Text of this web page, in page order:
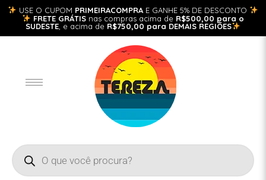
USE O CUPOM PRIMEIRACOMPRA E GANHE 5% DE DESCONTO
FRETE GRÁTISnas compras acima de R$500,00 para o
SUDESTE , e acima de R$750,00 para DEMAIS REGIÕES